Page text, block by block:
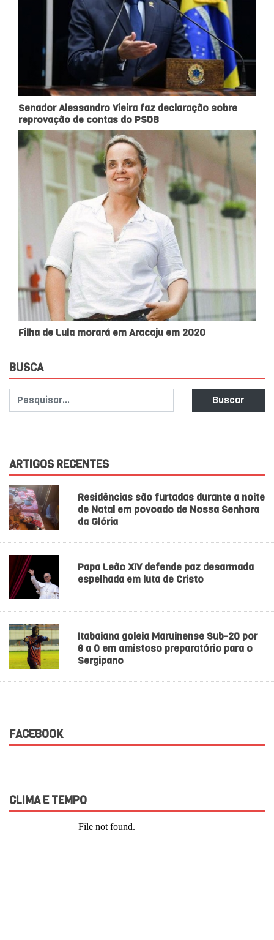
Senador Alessandro Vieira faz declaração sobre
reprovação de contas do PSDB
Filha de Lula morará em Aracaju em 2020
BUSCA
Buscar
ARTIGOS RECENTES
Residências são furtadas durante a noite
de Natal em povoado de Nossa Senhora
da Glória
Papa Leão XIV defende paz desarmada
espelhada em luta de Cristo
Itabaiana goleia Maruinense Sub-20 por
6 a 0 em amistoso preparatório para o
Sergipano
FACEBOOK
CLIMA E TEMPO